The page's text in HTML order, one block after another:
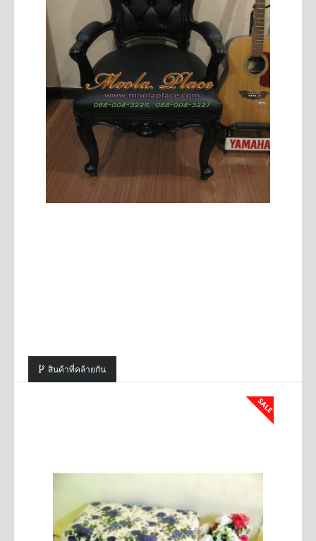
สินค้าที่คล้ายกัน
SALE